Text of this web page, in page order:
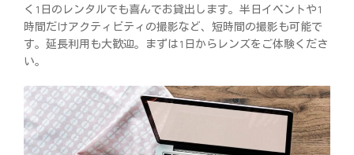
く1日のレンタルでも喜んでお貸出します。半日イベントや1
時間だけアクティビティの撮影など、短時間の撮影も可能で
す。延長利用も大歓迎。まずは1日からレンズをご体験くださ
い。